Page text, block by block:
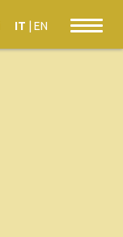
IT EN